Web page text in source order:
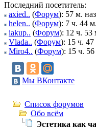
Последний посетитель:
axied.. (Форум): 57 м.
helen.. (Форум): 7 ч. 44
iakup.. (Форум): 12 ч. 53
Vlada.. (Форум): 15 ч. 47
Miro4.. (Форум): 15 ч.
Мы ВКонтакте
Список форумов
Обо всём
Эстетика как